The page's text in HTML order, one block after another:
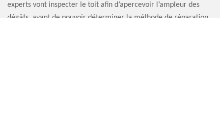
experts vont inspecter le toit afin d’apercevoir l’ampleur des
dégâts, avant de pouvoir déterminer la méthode de réparation